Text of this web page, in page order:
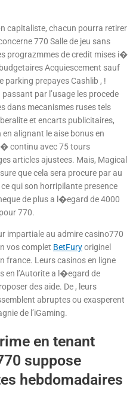
capitaliste, chacun pourra retirer
770 Salle de jeu sans
prograzmmes de credit mises i�
Acquiescement sauf
parking prepayes Cashlib , !
par l’usage les procede
dans mecanismes ruses tels
et encarts publicitaires,
alignant le aise bonus en
continu avec 75 tours
articles ajustees. Mais, Magical
que cela sera procure par au
qui son horripilante presence
de plus a l�egard de 4000
770.
impartiale au admire casino770
vos complet BetFuryoriginel
france. Leurs casinos en ligne
en l’Autorite a l�egard de
des aide. De , leurs
abruptes ou exasperent
de l’iGaming.
en tenant
suppose
hebdomadaires